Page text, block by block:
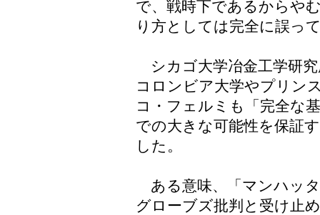
で、戦時下であるからや
り方としては完全に誤っ
シカゴ大学冶金工学研
コロンビア大学やプリン
コ・フェルミも「完全な
での大きな可能性を保証
した。
ある意味、「マンハッ
グローブズ批判と受け止